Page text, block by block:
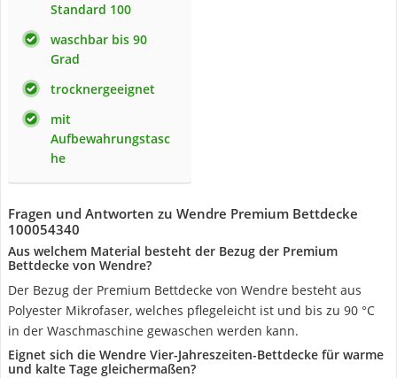
Standard 100
waschbar bis 90
Grad
trocknergeeignet
mit
Aufbewahrungstasc
he
Fragen und Antworten zu Wendre Premium Bettdecke
100054340
Aus welchem Material besteht der Bezug der Premium
Bettdecke von Wendre?
Der Bezug der Premium Bettdecke von Wendre besteht aus
Polyester Mikrofaser, welches pflegeleicht ist und bis zu 90 °C
in der Waschmaschine gewaschen werden kann.
Eignet sich die Wendre Vier-Jahreszeiten-Bettdecke für warme
und kalte Tage gleichermaßen?